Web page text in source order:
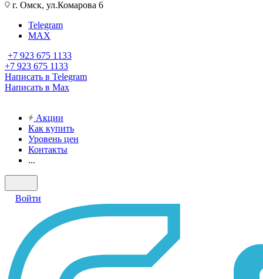
г. Омск, ул.Комарова 6
Telegram
MAX
+7 923 675 1133
+7 923 675 1133
Написать в Telegram
Написать в Max
Акции
Как купить
Уровень цен
Контакты
...
Войти